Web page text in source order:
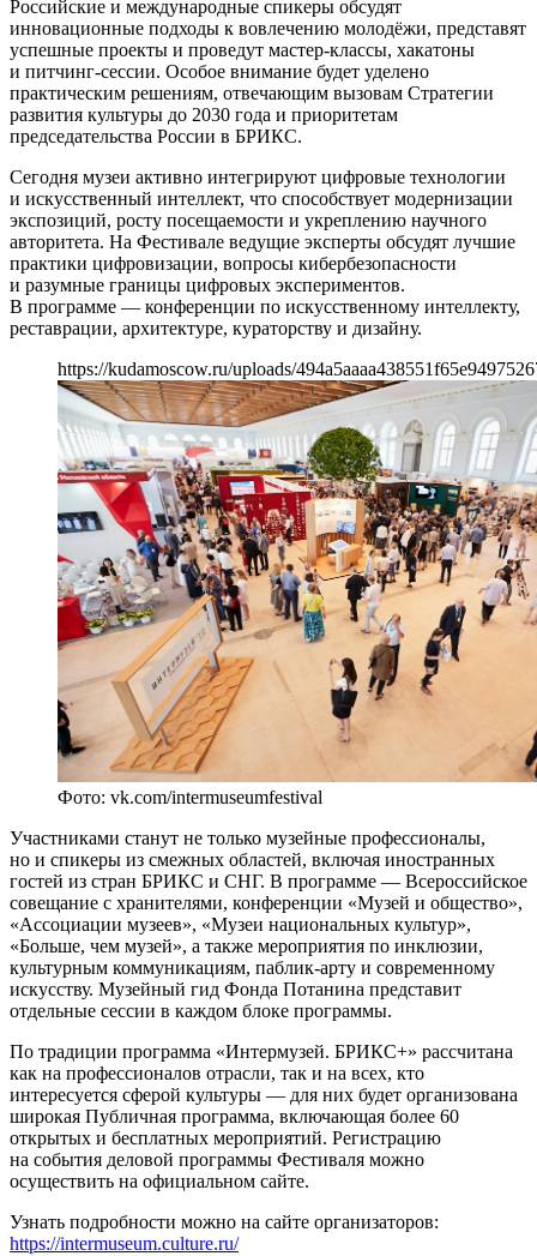
Российские и международные спикеры обсудят
инновационные подходы к вовлечению молодёжи, представят
успешные проекты и проведут мастер-классы, хакатоны
и питчинг-сессии. Особое внимание будет уделено
практическим решениям, отвечающим вызовам Стратегии
развития культуры до 2030 года и приоритетам
председательства России в БРИКС.
Сегодня музеи активно интегрируют цифровые технологии
и искусственный интеллект, что способствует модернизации
экспозиций, росту посещаемости и укреплению научного
авторитета. На Фестивале ведущие эксперты обсудят лучшие
практики цифровизации, вопросы кибербезопасности
и разумные границы цифровых экспериментов.
В программе — конференции по искусственному интеллекту,
реставрации, архитектуре, кураторству и дизайну.
https://kudamoscow.ru/uploads/
Фото: vk.com/intermuseumfestival
Участниками станут не только музейные профессионалы,
но и спикеры из смежных областей, включая иностранных
гостей из стран БРИКС и СНГ. В программе — Всероссийское
совещание с хранителями, конференции «Музей и общество»,
«Ассоциации музеев», «Музеи национальных культур»,
«Больше, чем музей», а также мероприятия по инклюзии,
культурным коммуникациям, паблик-арту и современному
искусству. Музейный гид Фонда Потанина представит
отдельные сессии в каждом блоке программы.
По традиции программа «Интермузей. БРИКС+» рассчитана
как на профессионалов отрасли, так и на всех, кто
интересуется сферой культуры — для них будет организована
широкая Публичная программа, включающая более 60
открытых и бесплатных мероприятий. Регистрацию
на события деловой программы Фестиваля можно
осуществить на официальном сайте.
Узнать подробности можно на сайте организаторов:
https://intermuseum.culture.ru/